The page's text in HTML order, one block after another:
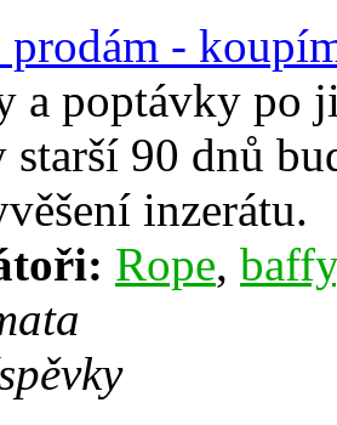
-
a poptávky po
starší 90 dnů
inzerátu.
Rope, baffy